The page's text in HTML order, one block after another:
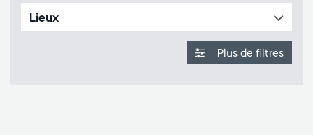
Lieux
Plus de filtres